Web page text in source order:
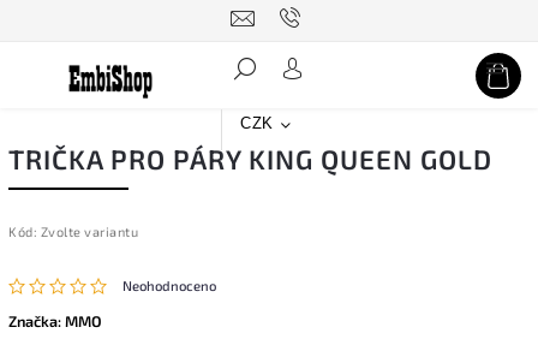
CZK
Hledat
TRIČKA PRO PÁRY KING QUEEN GOLD
Kód: Zvolte variantu
Neohodnoceno
Značka:MMO